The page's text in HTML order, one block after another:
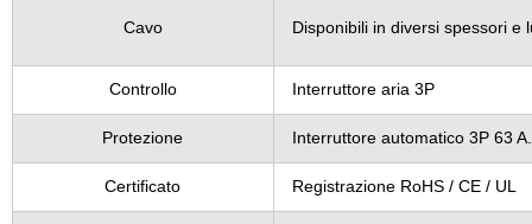
Cavo Disponibili in diversi spessori e
Controllo Interruttore aria 3P
Protezione Interruttore automatico 3P 63 A.
Certificato Registrazione RoHS / CE / UL